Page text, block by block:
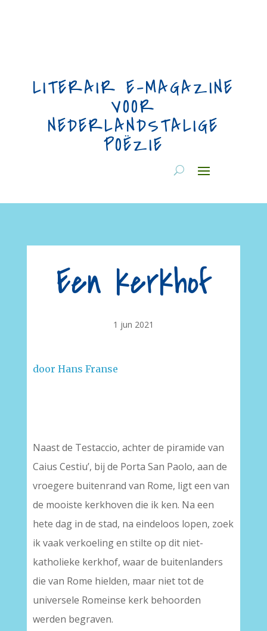
LITERAIR E-MAGAZINE
VOOR
NEDERLANDSTALIGE
POËZIE
Een kerkhof
1 jun 2021
door Hans Franse
Naast de Testaccio, achter de piramide van
Caius Cestiu’, bij de Porta San Paolo, aan de
vroegere buitenrand van Rome, ligt een van
de mooiste kerkhoven die ik ken. Na een
hete dag in de stad, na eindeloos lopen, zoek
ik vaak verkoeling en stilte op dit niet-
katholieke kerkhof, waar de buitenlanders
die van Rome hielden, maar niet tot de
universele Romeinse kerk behoorden
werden begraven.